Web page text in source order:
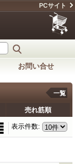
PCサイト
お問い合せ
一覧
売れ筋順
表示件数: